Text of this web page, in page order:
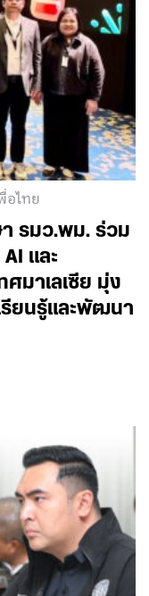
อไทย
า รมว.พม. ร่วม
และ
มาเลเซีย มุ่ง
รียนรู้และพัฒนา